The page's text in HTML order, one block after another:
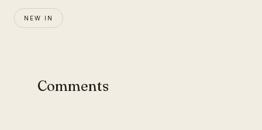
NEW IN
Comments